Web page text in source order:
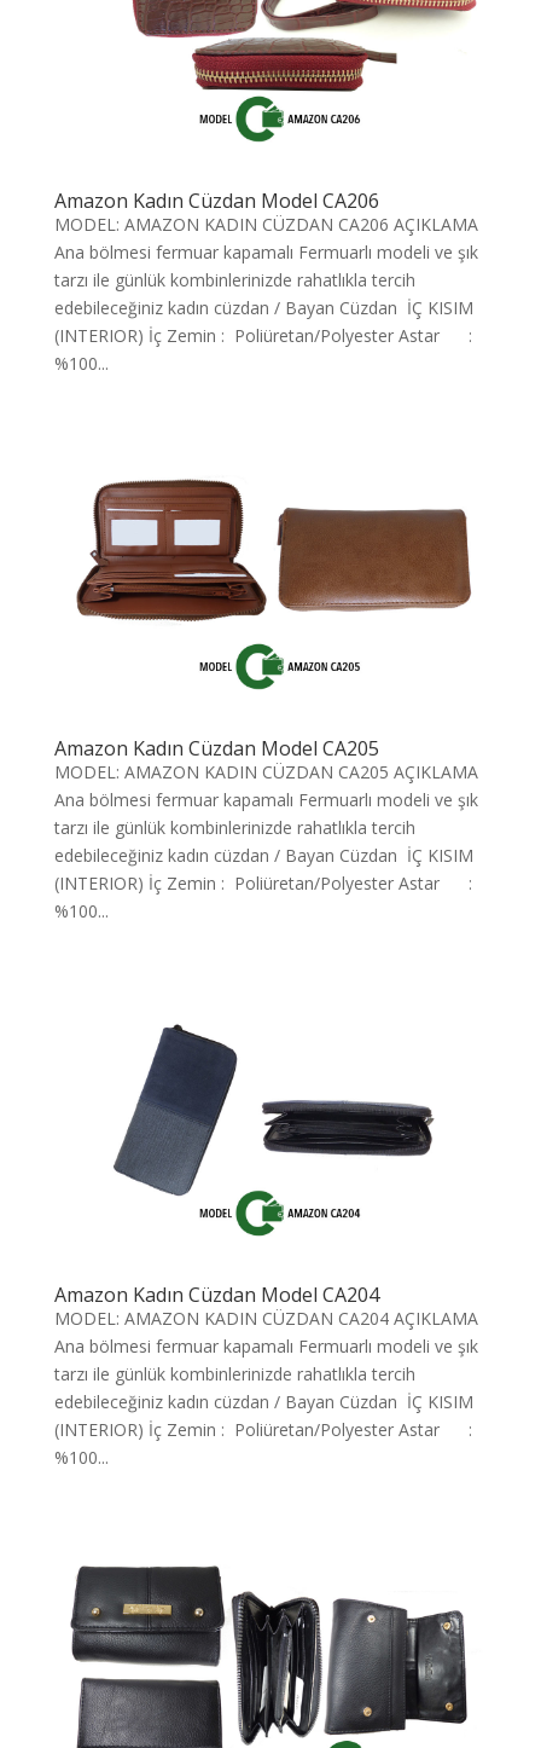
Amazon Kadın Cüzdan Model CA206
MODEL: AMAZON KADIN CÜZDAN CA206 AÇIKLAMA
Ana bölmesi fermuar kapamalı Fermuarlı modeli ve şık
tarzı ile günlük kombinlerinizde rahatlıkla tercih
edebileceğiniz kadın cüzdan / Bayan Cüzdan İÇ KISIM
(INTERIOR) İç Zemin : Poliüretan/Polyester Astar :
%100...
Amazon Kadın Cüzdan Model CA205
MODEL: AMAZON KADIN CÜZDAN CA205 AÇIKLAMA
Ana bölmesi fermuar kapamalı Fermuarlı modeli ve şık
tarzı ile günlük kombinlerinizde rahatlıkla tercih
edebileceğiniz kadın cüzdan / Bayan Cüzdan İÇ KISIM
(INTERIOR) İç Zemin : Poliüretan/Polyester Astar :
%100...
Amazon Kadın Cüzdan Model CA204
MODEL: AMAZON KADIN CÜZDAN CA204 AÇIKLAMA
Ana bölmesi fermuar kapamalı Fermuarlı modeli ve şık
tarzı ile günlük kombinlerinizde rahatlıkla tercih
edebileceğiniz kadın cüzdan / Bayan Cüzdan İÇ KISIM
(INTERIOR) İç Zemin : Poliüretan/Polyester Astar :
%100...